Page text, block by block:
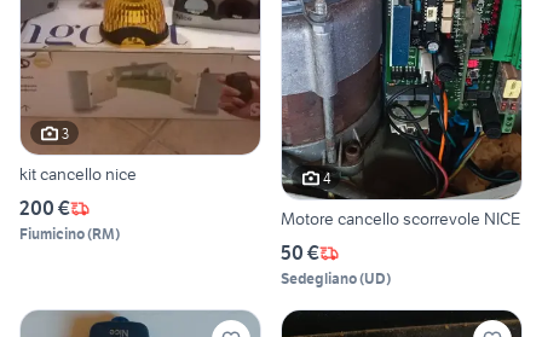
3
kit cancello nice
200 €
Fiumicino(RM)
4
Motore cancello scorrevole NICE
50 €
Sedegliano(UD)